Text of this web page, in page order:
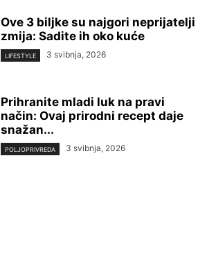
Ove 3 biljke su najgori neprijatelji
zmija: Sadite ih oko kuće
LIFESTYLE 3 svibnja, 2026
Prihranite mladi luk na pravi
način: Ovaj prirodni recept daje
snažan...
POLJOPRIVREDA 3 svibnja, 2026